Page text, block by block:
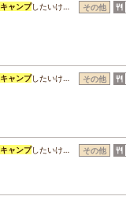
キャンプしたいけ… その他
キャンプしたいけ… その他
キャンプしたいけ… その他